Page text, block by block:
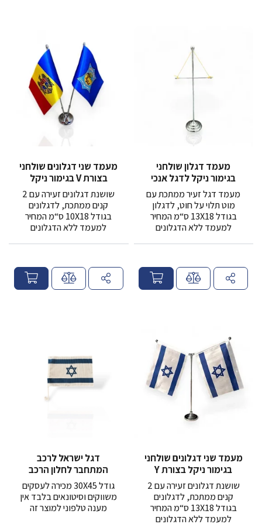
מעמד דגלון שולחני
בגימור ניקל לדגל אנכי
מעמד דגל זעיר ממתכת עם
מוט תלוי על חוט, לדגלון
בגודל 13X18 ס“מ המחיר
למעמד ללא הדגלונים
ח
י
מעמד שני דגלונים שולחני
בצורת V בגימור ניקל
שושנת דגלונים זעירה עם 2
קנים ממתכת, לדגלונים
בגודל 10X18 ס“מ המחיר
למעמד ללא הדגלונים
ח
י
מעמד שני דגלונים שולחני
בגימור ניקל בצורת Y
שושנת דגלונים זעירה עם 2
קנים ממתכת, לדגלונים
בגודל 13X18 ס“מ המחיר
למעמד ללא הדגלונים
דגל ישראל לרכב
המתחבר לחלון הרכב
גודל 30X45 מכירה לעסקים
משווקים וסיטונאים בלבד אין
מענה טלפוני למוצר זה